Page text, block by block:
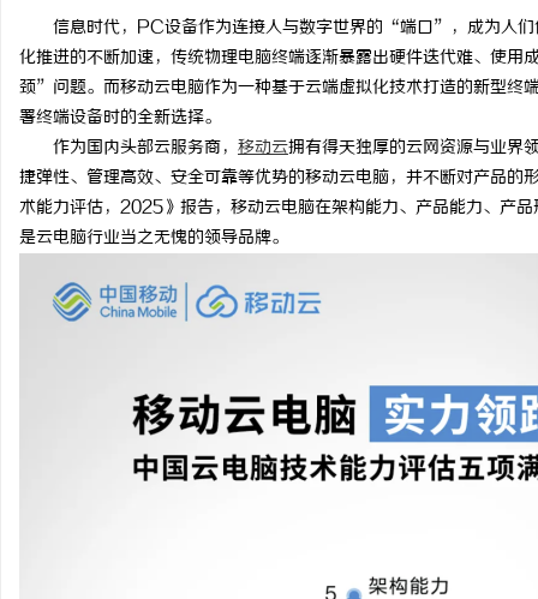
信息时代， PC设备作为连接人与数字世界的“端口”，成为人们
化推进的不断加速，传统物理电脑终端逐渐暴露出硬件迭代难、使用
颈”问题。而移动云电脑作为一种基于云端虚拟化技术打造的新型终
署终端设备时的全新选择。
作为国内头部云服务商， 移动云拥有得天独厚的云网资源与业界
捷弹性、管理高效、安全可靠等优势的移动云电脑，并不断对产品的
术能力评估， 2025》报告， 移动云电脑在架构能力、产品能力、产
是云电脑行业当之无愧的领导品牌。